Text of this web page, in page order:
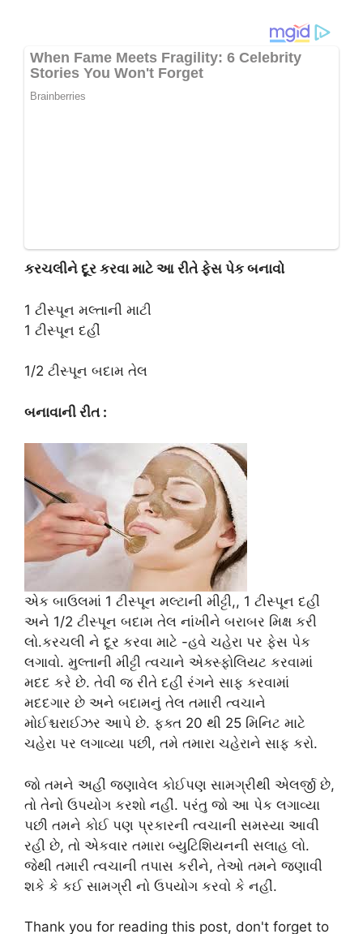
કરચલીને દૂર કરવા માટે આ રીતે ફેસ પેક બનાવો
1 ટીસ્પૂન મલ્તાની માટી
1 ટીસ્પૂન દહીં
1/2 ટીસ્પૂન બદામ તેલ
બનાવાની રીત :
એક બાઉલમાં 1 ટીસ્પૂન મલ્ટાની મીટ્ટી,, 1 ટીસ્પૂન દહીં
અને 1/2 ટીસ્પૂન બદામ તેલ નાંખીને બરાબર મિક્ષ કરી
લો.કરચલી ને દૂર કરવા માટે -હવે ચહેરા પર ફેસ પેક
લગાવો. મુલ્તાની મીટ્ટી ત્વચાને એક્સ્ફોલિયટ કરવામાં
મદદ કરે છે. તેવી જ રીતે દહીં રંગને સાફ કરવામાં
મદદગાર છે અને બદામનું તેલ તમારી ત્વચાને
મોઈશ્ચરાઈઝર આપે છે. ફક્ત 20 થી 25 મિનિટ માટે
ચહેરા પર લગાવ્યા પછી, તમે તમારા ચહેરાને સાફ કરો.
જો તમને અહીં જણાવેલ કોઈપણ સામગ્રીથી એલર્જી છે,
તો તેનો ઉપયોગ કરશો નહીં. પરંતુ જો આ પેક લગાવ્યા
પછી તમને કોઈ પણ પ્રકારની ત્વચાની સમસ્યા આવી
રહી છે, તો એકવાર તમારા બ્યુટિશિયનની સલાહ લો.
જેથી તમારી ત્વચાની તપાસ કરીને, તેઓ તમને જણાવી
શકે કે કઈ સામગ્રી નો ઉપયોગ કરવો કે નહીં.
Thank you for reading this post, don't forget to